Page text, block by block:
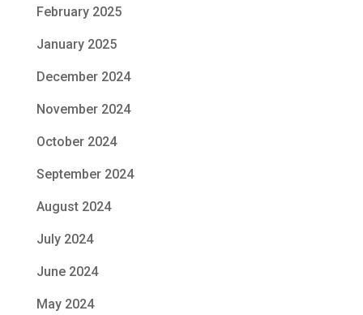
February 2025
January 2025
December 2024
November 2024
October 2024
September 2024
August 2024
July 2024
June 2024
May 2024